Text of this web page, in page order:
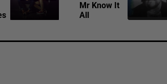
Mr Know It
All